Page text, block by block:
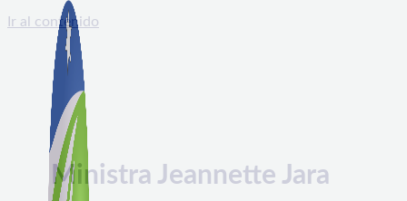
Ir al contenido
Ministra Jeannette Jara